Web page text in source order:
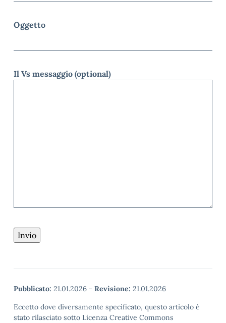
Oggetto
Il Vs messaggio (optional)
Pubblicato: 21.01.2026 - Revisione: 21.01.2026
Eccetto dove diversamente specificato, questo articolo è
stato rilasciato sotto Licenza Creative Commons